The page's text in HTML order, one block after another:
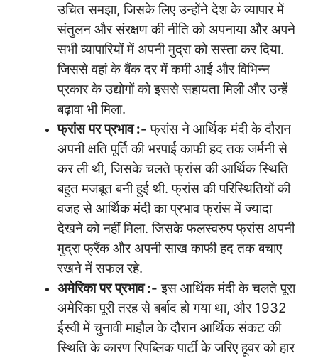
उचित समझा, जिसके लिए उन्होंने देश के व्यापार में
संतुलन और संरक्षण की नीति को अपनाया और अपने
सभी व्यापारियों में अपनी मुद्रा को सस्ता कर दिया.
जिससे वहां के बैंक दर में कमी आई और विभिन्न
प्रकार के उद्योगों को इससे सहायता मिली और उन्हें
बढ़ावा भी मिला.
फ्रांस पर प्रभाव:- फ्रांस ने आर्थिक मंदी के दौरान
अपनी क्षति पूर्ति की भरपाई काफी हद तक जर्मनी से
कर ली थी, जिसके चलते फ्रांस की आर्थिक स्थिति
बहुत मजबूत बनी हुई थी. फ्रांस की परिस्थितियों की
वजह से आर्थिक मंदी का प्रभाव फ्रांस में ज्यादा
देखने को नहीं मिला. जिसके फलस्वरुप फ्रांस अपनी
मुद्रा फ्रैंक और अपनी साख काफी हद तक बचाए
रखने में सफल रहे.
अमेरिका पर प्रभाव:- इस आर्थिक मंदी के चलते पूरा
अमेरिका पूरी तरह से बर्बाद हो गया था, और 1932
ईस्वी में चुनावी माहौल के दौरान आर्थिक संकट की
स्थिति के कारण रिपब्लिक पार्टी के जरिए हूवर को हार